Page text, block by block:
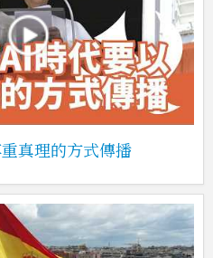
真理的方式傳播